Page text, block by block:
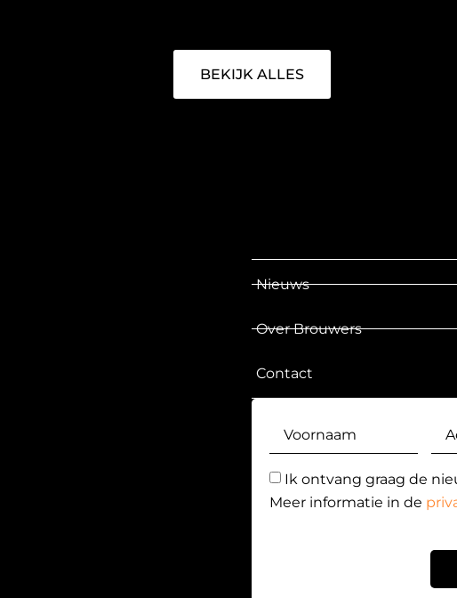
BEKIJK ALLES
Nieuws
Over Brouwers
Contact
Ik ontvang graag de
Meer informatie in de